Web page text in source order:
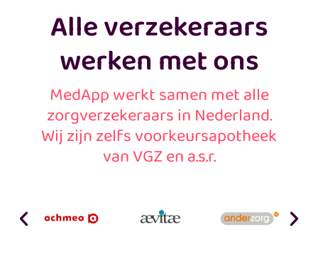
Medicijnwekker
Nooit meer je medicijnen vergeten
Stel eenvoudig je medicijnwekkers in en krijg altijd op
tijd een seintje wanneer je je medicijnen in moet
nemen. Je kunt specifieke geluidjes gebruiken en
vooraankondigingen en herinneringen instellen.
Alle verzekeraars
werken met ons
MedApp werkt samen met alle
zorgverzekeraars in Nederland.
Wij zijn zelfs voorkeursapotheek
van VGZ en a.s.r.